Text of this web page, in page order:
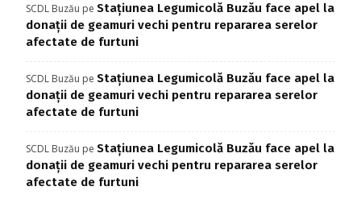
SCDL Buzău pe Stațiunea Legumicolă Buzău face apel la
donații de geamuri vechi pentru repararea serelor
afectate de furtuni
SCDL Buzău pe Stațiunea Legumicolă Buzău face apel la
donații de geamuri vechi pentru repararea serelor
afectate de furtuni
SCDL Buzău pe Stațiunea Legumicolă Buzău face apel la
donații de geamuri vechi pentru repararea serelor
afectate de furtuni